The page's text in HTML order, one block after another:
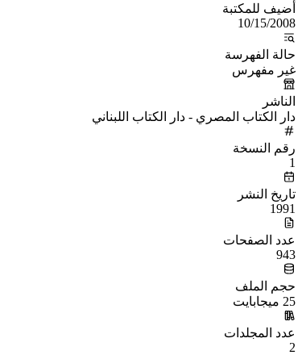
أُضيف للمكتبة
10/15/2008
حالة الفهرسة
غير مفهرس
الناشر
دار الكتاب المصري - دار الكتاب اللبناني
رقم النسخة
1
تاريخ النشر
1991
عدد الصفحات
943
حجم الملف
25 ميجابايت
عدد المجلدات
2